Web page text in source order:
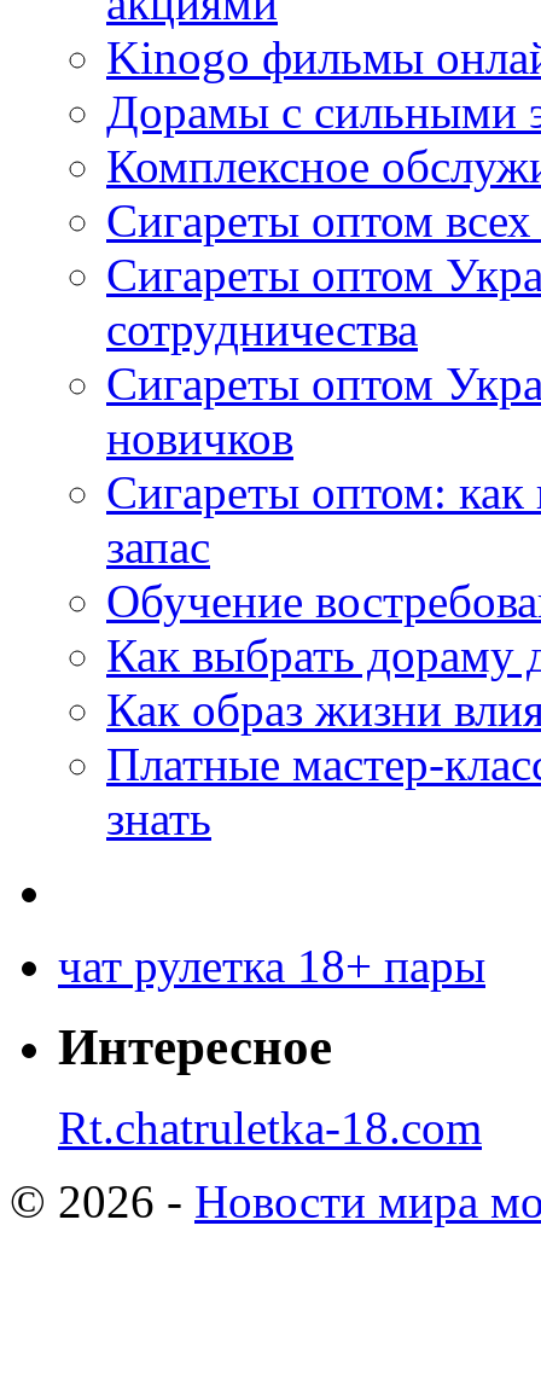
Kinogo фильмы
Дорамы с сильными
Комплексное
Сигареты оптом
Сигареты оптом
сотрудничества
Сигареты оптом
новичков
Сигареты оптом:
запас
Обучение
Как выбрать дораму
Как образ жизни
Платные мастер-
знать
чат рулетка 18+ пары
Интересное
Rt.chatruletka-18.com
© 2026 - Новости мира